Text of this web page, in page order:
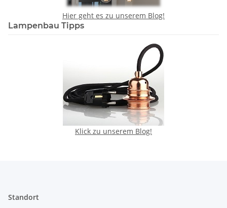
Hier geht es zu unserem Blog!
Lampenbau Tipps
Klick zu unserem Blog!
Standort